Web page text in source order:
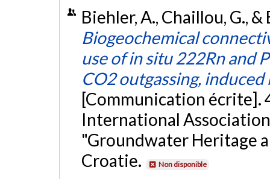
Biehler, A., Chaillou, G.,
Biogeochemical
use of in situ 222Rn and
CO2 outgassing,
[Communication écrite].
International
"Groundwater Heritage
Croatie.
Non disponible